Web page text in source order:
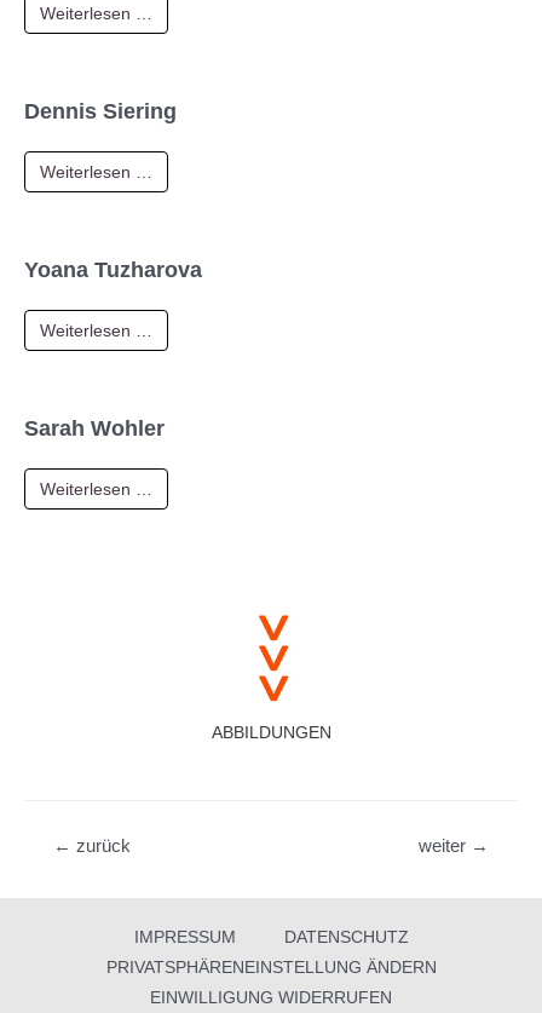
Weiterlesen …
Dennis Siering
Weiterlesen …
Yoana Tuzharova
Weiterlesen …
Sarah Wohler
Weiterlesen …
ABBILDUNGEN
Beitragsnavigation
← zurück weiter →
IMPRESSUM
DATENSCHUTZ
PRIVATSPHÄRENEINSTELLUNG ÄNDERN
EINWILLIGUNG WIDERRUFEN